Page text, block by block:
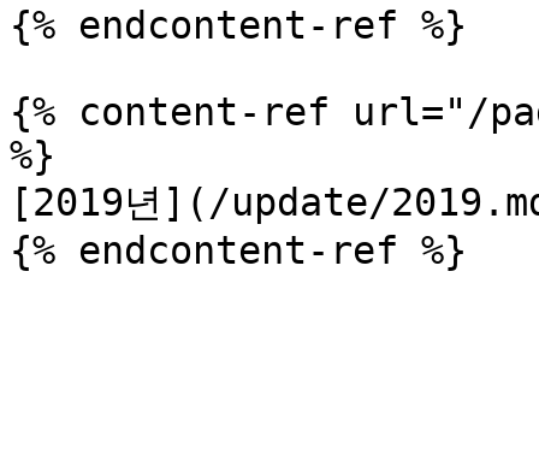
{% endcontent-ref %}
{% content-ref url="/
%}
[2019년](/update/